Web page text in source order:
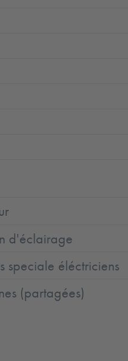
d'éclairage
speciale éléctriciens
(partagées)